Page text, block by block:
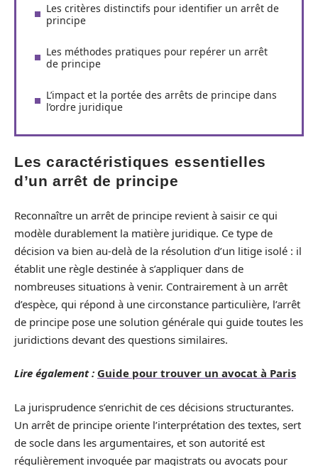
Les critères distinctifs pour identifier un arrêt de
principe
Les méthodes pratiques pour repérer un arrêt
de principe
L’impact et la portée des arrêts de principe dans
l’ordre juridique
Les caractéristiques essentielles
d’un arrêt de principe
Reconnaître un arrêt de principe revient à saisir ce qui
modèle durablement la matière juridique. Ce type de
décision va bien au-delà de la résolution d’un litige isolé : il
établit une règle destinée à s’appliquer dans de
nombreuses situations à venir. Contrairement à un arrêt
d’espèce, qui répond à une circonstance particulière, l’arrêt
de principe pose une solution générale qui guide toutes les
juridictions devant des questions similaires.
Lire également : Guide pour trouver un avocat à Paris
La jurisprudence s’enrichit de ces décisions structurantes.
Un arrêt de principe oriente l’interprétation des textes, sert
de socle dans les argumentaires, et son autorité est
régulièrement invoquée par magistrats ou avocats pour